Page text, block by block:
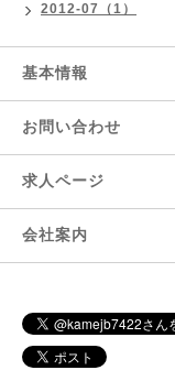
2012-07（1）
基本情報
お問い合わせ
求人ページ
会社案内